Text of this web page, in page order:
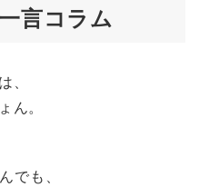
言コラム
、
ん。
でも、